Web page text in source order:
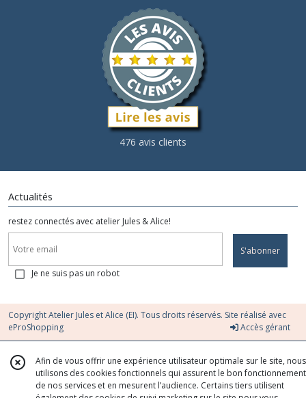
476 avis clients
Actualités
restez connectés avec atelier Jules & Alice!
S'abonner
Je ne suis pas un robot
Copyright Atelier Jules et Alice (EI). Tous droits réservés. Site réalisé avec
eProShopping
Accès gérant
Afin de vous offrir une expérience utilisateur optimale sur le site, nous
utilisons des cookies fonctionnels qui assurent le bon fonctionnement
de nos services et en mesurent l’audience. Certains tiers utilisent